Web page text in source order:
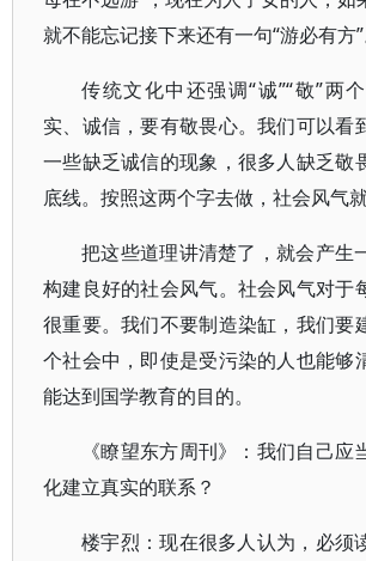
就不能忘记接下来还有一句“游必有方”
传统文化中还强调“诚”“敬”两
实、诚信，要有敬畏心。我们可以看
一些缺乏诚信的现象，很多人缺乏敬
底线。按照这两个字去做，社会风气就
把这些道理讲清楚了，就会产生
构建良好的社会风气。社会风气对于
很重要。我们不要制造染缸，我们要
个社会中，即使是受污染的人也能够
能达到国学教育的目的。
《瞭望东方周刊》：我们自己应
化建立真实的联系？
楼宇烈：现在很多人认为，必须